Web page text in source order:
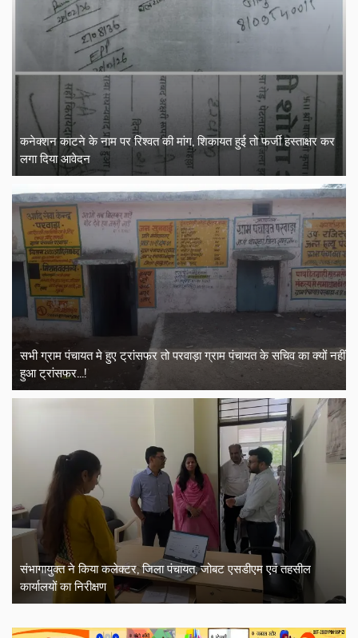
कनेक्शन काटने के नाम पर रिश्वत की मांग, शिकायत हुई तो फर्जी हस्ताक्षर कर
लगा दिया आवेदन
सभी ग्राम पंचायत मे हुए ट्रांसफर तो परवाड़ा ग्राम पंचायत के सचिव का क्यों नहीं
हुआ ट्रांसफर...!
संभागायुक्त ने किया कलेक्टर, जिला पंचायत, जोबट एसडीएम एवं तहसील
कार्यालयों का निरीक्षण